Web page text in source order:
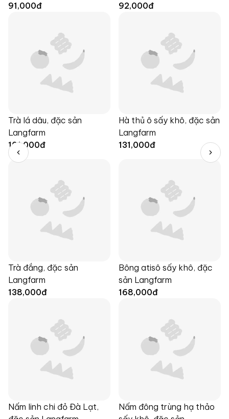
91,000đ
92,000đ
Trà lá dâu, đặc sản
Langfarm
101,000đ
Hà thủ ô sấy khô, đặc sản
Langfarm
131,000đ
Trà đắng, đặc sản
Langfarm
138,000đ
Bông atisô sấy khô, đặc
sản Langfarm
168,000đ
Nấm linh chi đỏ Đà Lạt,
Nấm đông trùng hạ thảo